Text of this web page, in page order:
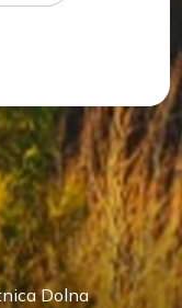
Dolna